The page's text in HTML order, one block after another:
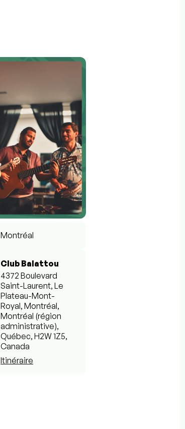
Montréal
Club Balattou
4372 Boulevard
Saint-Laurent, Le
Plateau-Mont-
Royal, Montréal,
Montréal (région
administrative),
Québec, H2W 1Z5,
Canada
Itinéraire